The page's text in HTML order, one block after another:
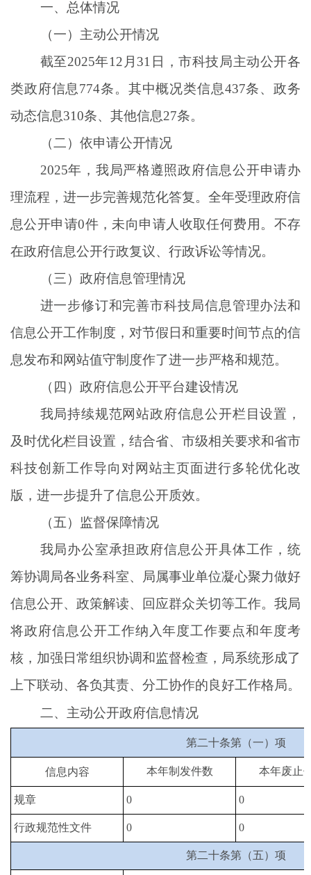
一、总体情况
（一）主动公开情况
截至2025年12 月 31 日，市科技局主动公开各
类政府信息774条。 其中概况类信息437条、政务
动态信息310条、其他信息27条。
（二）依申请公开情况
2025年，我局严格遵照政府信息公开申请办
理流程， 进一步完善规范化答复。 全年受理政府信
息公开申请0件，未向申请人收取任何费用。不存
在政府信息公开行政复议、行政诉讼等情况。
（三）政府信息管理情况
进一步修订和完善市科技局信息管理办法和
信息公开工作制度 ， 对节假日和重要时间节点的信
息发布和 网站值守制度作了进一步严格和规范。
（四）政府信息公开平台建设情况
我局持续规范网站政府信息公开栏目设置，
及时优化栏目设置， 结合省、市级相关要求和省市
科技创新工作导向对网站主页面进行多轮优化改
版 ， 进一步提升了信息公开质效。
（五）监督保障情况
我局办公室承担政府信息公开具体工作， 统
筹协调 局各业务科室、 局属事业单位凝心聚力做好
信息公开、政策解读、回应群众关切等工作。 我局
将政府信息公开工作纳入年度工作要点和年度考
核，加强 日常组织协调和监督检查， 局系统形成了
上下联动、 各负其责、分工协作的良好工作格局。
二、主动公开政府信息情况
第二十条第（一）项
信息内容 本年制发件数 本年废止
规章 0 0
行政规范性文件 0 0
第二十条第（五）项